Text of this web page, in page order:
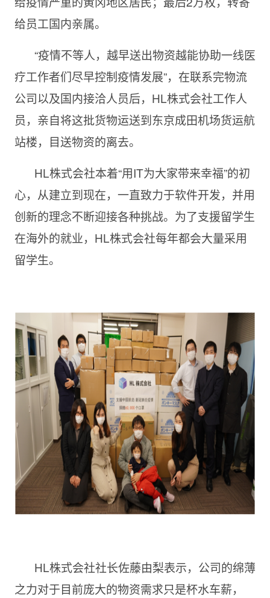
给员工国内亲属。
“疫情不等人，越早送出物资越能协助一线医
疗工作者们尽早控制疫情发展”，在联系完物流
公司以及国内接洽人员后，HL株式会社工作人
员，亲自将这批货物运送到东京成田机场货运航
站楼，目送物资的离去。
HL株式会社本着“用IT为大家带来幸福”的初
心，从建立到现在，一直致力于软件开发，并用
创新的理念不断迎接各种挑战。为了支援留学生
在海外的就业，HL株式会社每年都会大量采用
留学生。
HL株式会社社长佐藤由梨表示，公司的绵薄
之力对于目前庞大的物资需求只是杯水车薪，